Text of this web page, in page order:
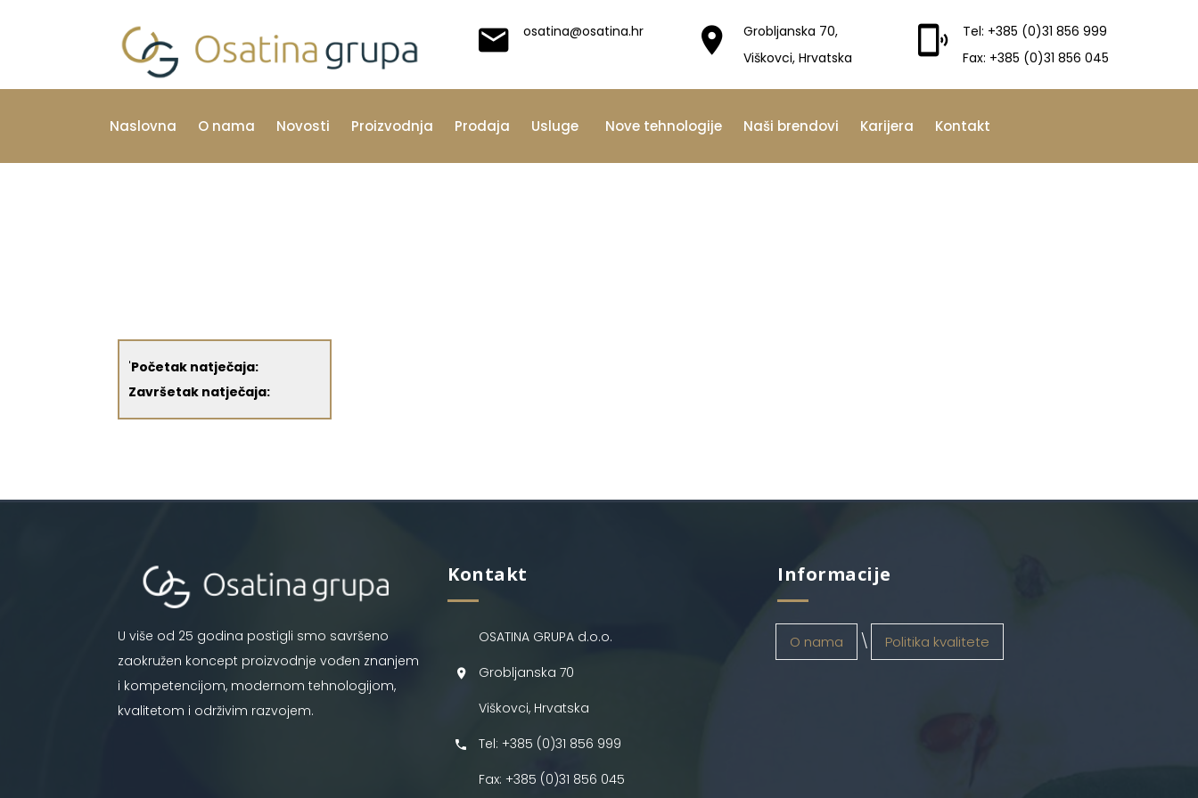
osatina@osatina.hr
Grobljanska 70,
Viškovci, Hrvatska
Tel: +385 (0)31 856 999
Fax: +385 (0)31 856 045
Naslovna O nama Novosti Proizvodnja Prodaja Usluge Nove tehnologije Naši brendovi Karijera Kontakt
'Početak natječaja:
Završetak natječaja:
U više od 25 godina postigli smo savršeno
zaokružen koncept proizvodnje vođen znanjem
i kompetencijom, modernom tehnologijom,
kvalitetom i održivim razvojem.
Kontakt
OSATINA GRUPA d.o.o.
Grobljanska 70
Viškovci, Hrvatska
Tel: +385 (0)31 856 999
Fax: +385 (0)31 856 045
Informacije
O nama Politika kvalitete